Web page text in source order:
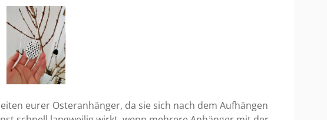
eurer Osteranhänger, da sie sich nach dem Aufhängen